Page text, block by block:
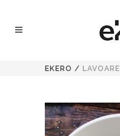
EKERO / LAVOARE